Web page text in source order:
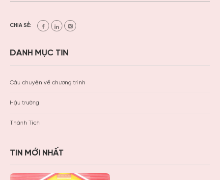
CHIA SẺ:
DANH MỤC TIN
Câu chuyện về chương trình
Hậu trường
Thành Tích
TIN MỚI NHẤT